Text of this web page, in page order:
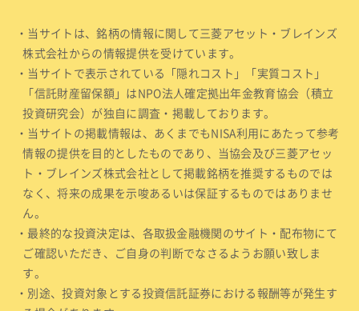
・当サイトは、銘柄の情報に関して三菱アセット・ブレインズ
株式会社からの情報提供を受けています。
・当サイトで表示されている「隠れコスト」「実質コスト」
「信託財産留保額」はNPO法人確定拠出年金教育協会（積立
投資研究会）が独自に調査・掲載しております。
・当サイトの掲載情報は、あくまでもNISA利用にあたって参考
情報の提供を目的としたものであり、当協会及び三菱アセッ
ト・ブレインズ株式会社として掲載銘柄を推奨するものでは
なく、将来の成果を示唆あるいは保証するものではありませ
ん。
・最終的な投資決定は、各取扱金融機関のサイト・配布物にて
ご確認いただき、ご自身の判断でなさるようお願い致しま
す。
・別途、投資対象とする投資信託証券における報酬等が発生す